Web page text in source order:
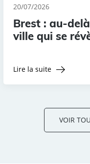
20/07/2026
Brest : au-
ville qui se
Lire la suite
VOIR